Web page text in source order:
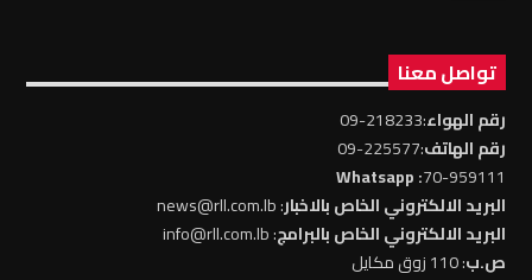
تواصل معنا
رقم الهواء:218233-09
رقم الهاتف:225577-09
70-959111
: Whatsapp
البريد الالكتروني الخاص بالاخبار: news@rll.com.lb
البريد الالكتروني الخاص بالبرامج: info@rll.com.lb
ص.ب: 110 زوق مكايل